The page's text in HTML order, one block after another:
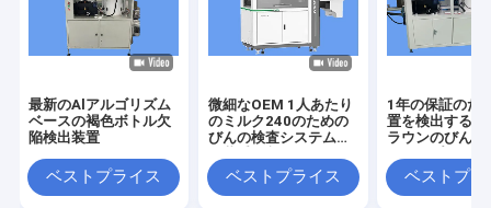
最新のAlアルゴリズム
ベースの褐色ボトル欠
陥検出装置
ベストプライス
微細なOEM 1人あたり
のミルク240のための
びんの検査システムは
ベストプライス
1年の保証のた
置を検出する特
ラウンのびんの
ベストプラ